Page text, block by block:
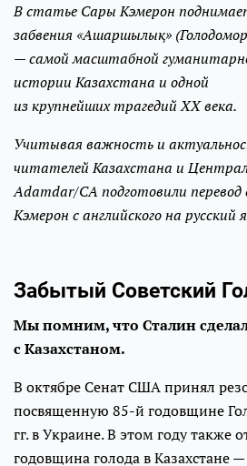
В статье Сары Кэмерон
забвения «Ашаршылық»
— самой масштабной
истории Казахстана и одной
из крупнейших трагедий ХХ века.
Учитывая важность и
читателей Казахстана и
Adamdar/CA подготовили
Кэмерон с английского на русский
Забытый Советский
Мы помним, что Сталин
с Казахстаном.
В октябре Сенат США принял
посвященную 85-й годовщине
гг. в Украине. В этом году также
годовщина голода в Казахстане